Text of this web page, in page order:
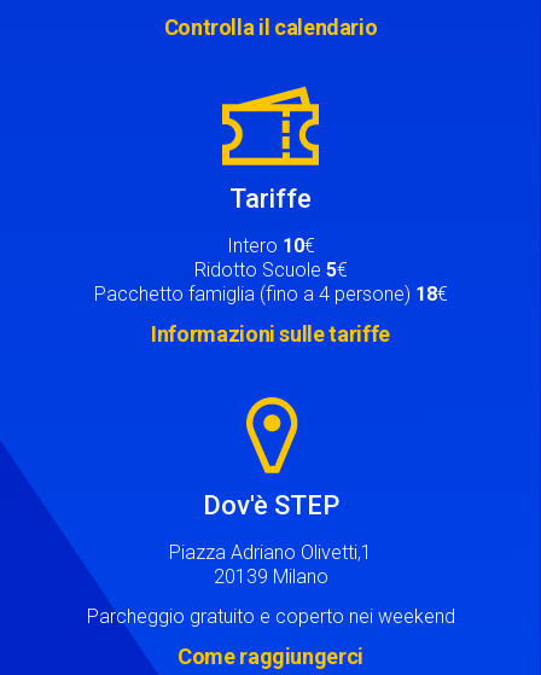
Controlla il calendario
Tariffe
Intero 10€
Ridotto Scuole 5€
Pacchetto famiglia (fino a 4 persone) 18€
Informazioni sulle tariffe
Dov'è STEP
Piazza Adriano Olivetti,1
20139 Milano
Parcheggio gratuito e coperto nei weekend
Come raggiungerci